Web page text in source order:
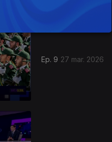
Ep. 9 27 mar. 2026